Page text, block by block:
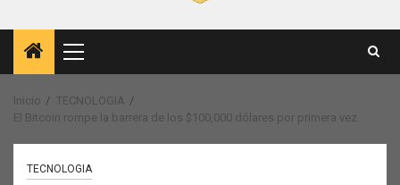
Menú
principal
Inicio
TECNOLOGIA
El Bitcoin rompe la barrera de los $100,000 dólares por primera vez
TECNOLOGIA